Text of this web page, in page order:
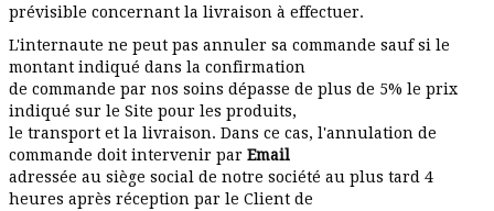
prévisible concernant la livraison à effectuer.
L'internaute ne peut pas annuler sa commande sauf si le
montant indiqué dans la confirmation
de commande par nos soins dépasse de plus de 5% le prix
indiqué sur le Site pour les produits,
le transport et la livraison. Dans ce cas, l'annulation de
commande doit intervenir par Email
adressée au siège social de notre société au plus tard 4
heures après réception par le Client de